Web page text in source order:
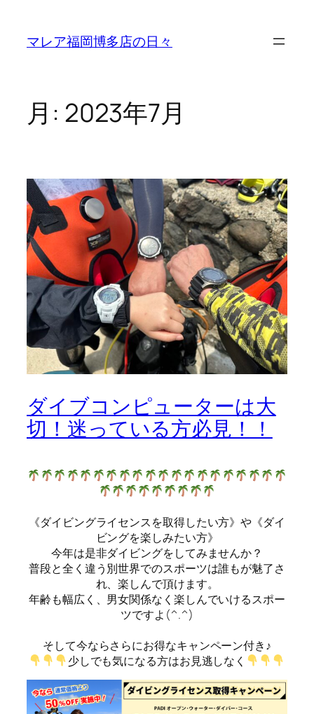
マレア福岡博多店の日々
月: 2023年7月
ダイブコンピューターは大
切！迷っている方必見！！
《ダイビングライセンスを取得したい方》や《ダイ
ビングを楽しみたい方》
今年は是非ダイビングをしてみませんか？
普段と全く違う別世界でのスポーツは誰もが魅了さ
れ、楽しんで頂けます。
年齢も幅広く、男女関係なく楽しんでいけるスポー
ツですよ(^.^)
そして今ならさらにお得なキャンペーン付き♪
少しでも気になる方はお見逃しなく